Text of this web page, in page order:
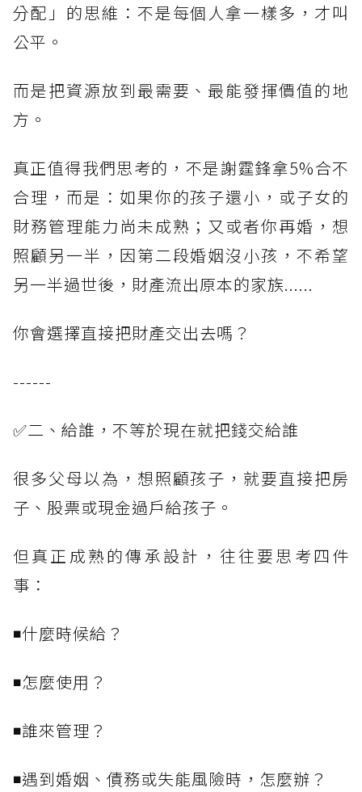
分配」的思維：不是每個人拿一樣多，才叫
公平。
而是把資源放到最需要、最能發揮價值的地
方。
真正值得我們思考的，不是謝霆鋒拿5%合不
合理，而是：如果你的孩子還小，或子女的
財務管理能力尚未成熟；又或者你再婚，想
照顧另一半，因第二段婚姻沒小孩，不希望
另一半過世後，財產流出原本的家族......
你會選擇直接把財產交出去嗎？
------
✅二、給誰，不等於現在就把錢交給誰
很多父母以為，想照顧孩子，就要直接把房
子、股票或現金過戶給孩子。
但真正成熟的傳承設計，往往要思考四件
事：
◾什麼時候給？
◾怎麼使用？
◾誰來管理？
◾遇到婚姻、債務或失能風險時，怎麼辦？